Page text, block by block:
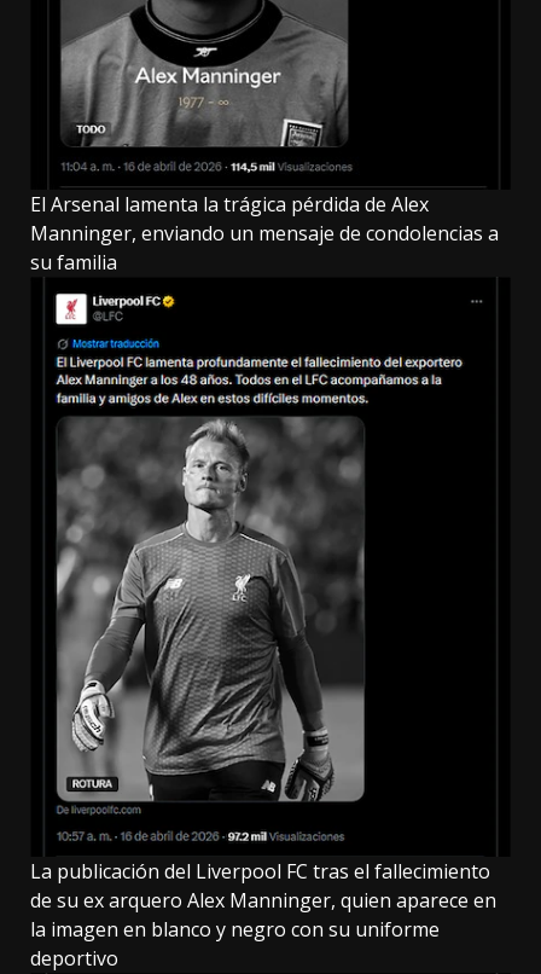
El Arsenal lamenta la trágica pérdida de Alex
Manninger, enviando un mensaje de condolencias a
su familia
La publicación del Liverpool FC tras el fallecimiento
de su ex arquero Alex Manninger, quien aparece en
la imagen en blanco y negro con su uniforme
deportivo